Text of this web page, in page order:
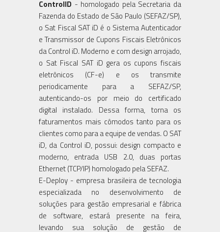
ControlID - homologado pela Secretaria da
Fazenda do Estado de São Paulo (SEFAZ/SP),
o Sat Fiscal SAT iD é o Sistema Autenticador
e Transmissor de Cupons Fiscais Eletrônicos
da Control iD. Moderno e com design arrojado,
o Sat Fiscal SAT iD gera os cupons fiscais
eletrônicos (CF-e) e os transmite
periodicamente para a SEFAZ/SP,
autenticando-os por meio do certificado
digital instalado. Dessa forma, torna os
faturamentos mais cômodos tanto para os
clientes como para a equipe de vendas. O SAT
iD, da Control iD, possui: design compacto e
moderno, entrada USB 2.0, duas portas
Ethernet (TCP/IP) homologado pela SEFAZ.
E-Deploy - empresa brasileira de tecnologia
especializada no desenvolvimento de
soluções para gestão empresarial e fábrica
de software, estará presente na feira,
levando sua solução de gestão de